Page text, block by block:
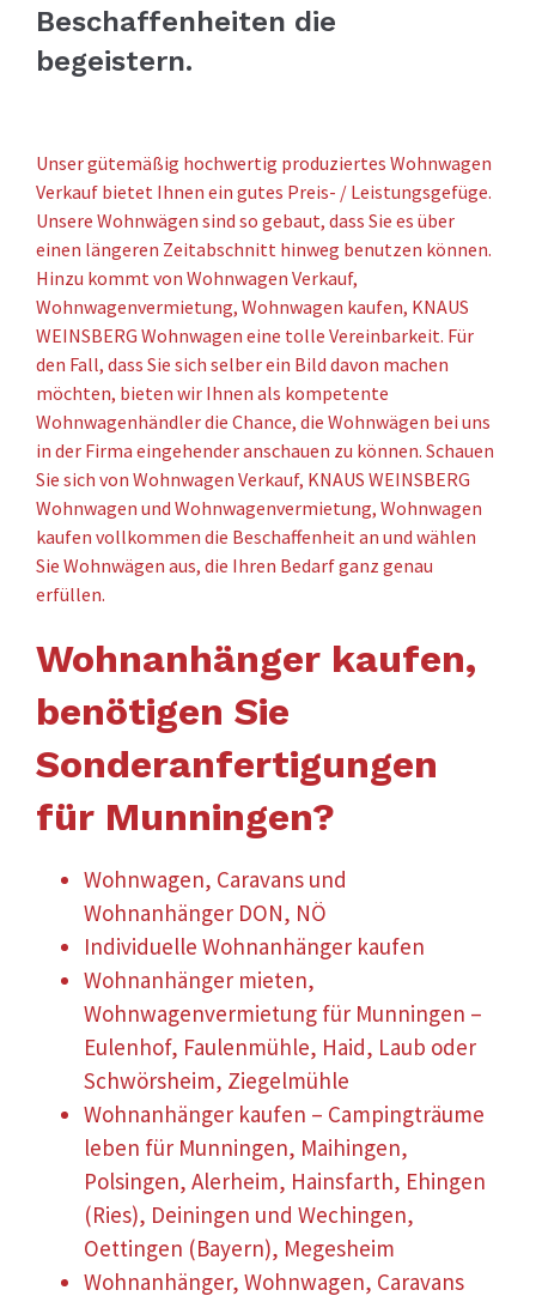
Beschaffenheiten die
begeistern.
Unser gütemäßig hochwertig produziertes Wohnwagen
Verkauf bietet Ihnen ein gutes Preis- / Leistungsgefüge.
Unsere Wohnwägen sind so gebaut, dass Sie es über
einen längeren Zeitabschnitt hinweg benutzen können.
Hinzu kommt von Wohnwagen Verkauf,
Wohnwagenvermietung, Wohnwagen kaufen, KNAUS
WEINSBERG Wohnwagen eine tolle Vereinbarkeit. Für
den Fall, dass Sie sich selber ein Bild davon machen
möchten, bieten wir Ihnen als kompetente
Wohnwagenhändler die Chance, die Wohnwägen bei uns
in der Firma eingehender anschauen zu können. Schauen
Sie sich von Wohnwagen Verkauf, KNAUS WEINSBERG
Wohnwagen und Wohnwagenvermietung, Wohnwagen
kaufen vollkommen die Beschaffenheit an und wählen
Sie Wohnwägen aus, die Ihren Bedarf ganz genau
erfüllen.
Wohnanhänger kaufen,
benötigen Sie
Sonderanfertigungen
für Munningen?
Wohnwagen, Caravans und
Wohnanhänger DON, NÖ
Individuelle Wohnanhänger kaufen
Wohnanhänger mieten,
Wohnwagenvermietung für Munningen –
Eulenhof, Faulenmühle, Haid, Laub oder
Schwörsheim, Ziegelmühle
Wohnanhänger kaufen – Campingträume
leben für Munningen, Maihingen,
Polsingen, Alerheim, Hainsfarth, Ehingen
(Ries), Deiningen und Wechingen,
Oettingen (Bayern), Megesheim
Wohnanhänger, Wohnwagen, Caravans